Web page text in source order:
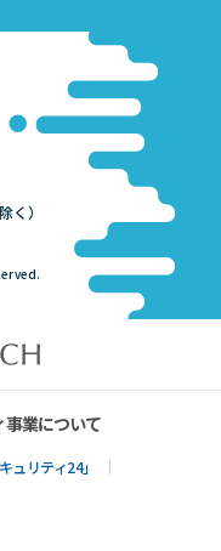
く）
事業について
ュリティ24」